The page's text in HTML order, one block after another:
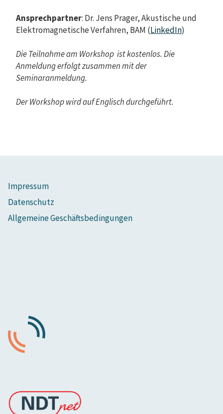
Ansprechpartner: Dr. Jens Prager, Akustische und
Elektromagnetische Verfahren, BAM (LinkedIn)
Die Teilnahme am Workshop ist kostenlos. Die
Anmeldung erfolgt zusammen mit der
Seminaranmeldung.
Der Workshop wird auf Englisch durchgeführt.
Impressum
Datenschutz
Allgemeine Geschäftsbedingungen